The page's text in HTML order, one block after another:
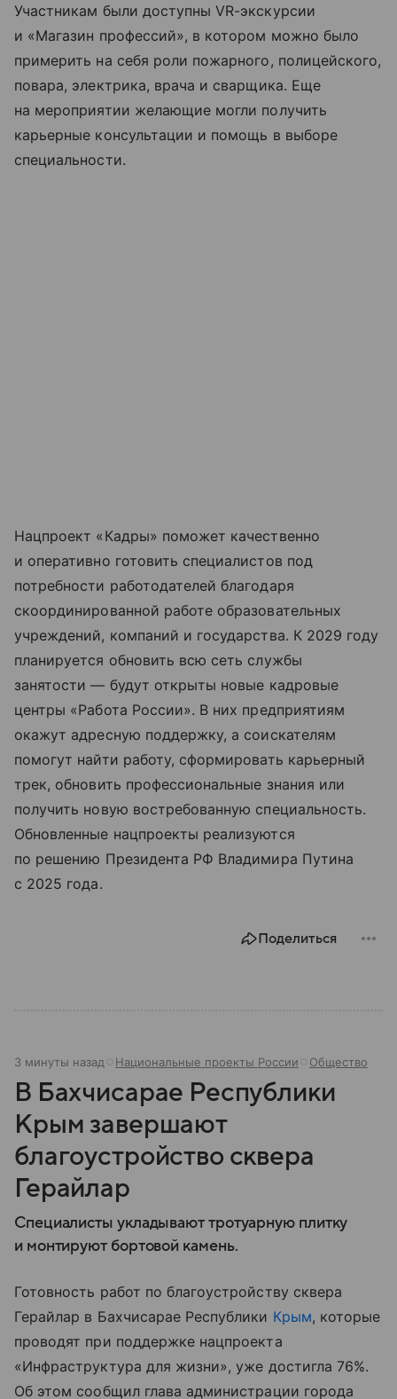
Участникам были доступны VR-экскурсии
и «Магазин профессий», в котором можно было
примерить на себя роли пожарного, полицейского,
повара, электрика, врача и сварщика. Еще
на мероприятии желающие могли получить
карьерные консультации и помощь в выборе
специальности.
Нацпроект «Кадры» поможет качественно
и оперативно готовить специалистов под
потребности работодателей благодаря
скоординированной работе образовательных
учреждений, компаний и государства. К 2029 году
планируется обновить всю сеть службы
занятости — будут открыты новые кадровые
центры «Работа России». В них предприятиям
окажут адресную поддержку, а соискателям
помогут найти работу, сформировать карьерный
трек, обновить профессиональные знания или
получить новую востребованную специальность.
Обновленные нацпроекты реализуются
по решению Президента РФ Владимира Путина
с 2025 года.
Поделиться
3 минуты назад Национальные проекты России Общество
В Бахчисарае Республики
Крым завершают
благоустройство сквера
Герайлар
Специалисты укладывают тротуарную плитку
и монтируют бортовой камень.
Готовность работ по благоустройству сквера
Герайлар в Бахчисарае Республики Крым, которые
проводят при поддержке нацпроекта
«Инфраструктура для жизни», уже достигла 76%.
Об этом сообщил глава администрации города